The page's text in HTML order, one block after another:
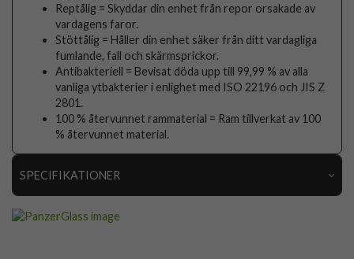
Reptålig = Skyddar din enhet från repor orsakade av
vardagens faror.
Stöttålig = Håller din enhet säker från ditt vardagliga
fumlande, fall och skärmsprickor.
Antibakteriell = Bevisat döda upp till 99,99 % av alla
vanliga ytbakterier i enlighet med ISO 22196 och JIS Z
2801.
100 % återvunnet rammaterial = Ram tillverkat av 100
% återvunnet material.
SPECIFIKATIONER